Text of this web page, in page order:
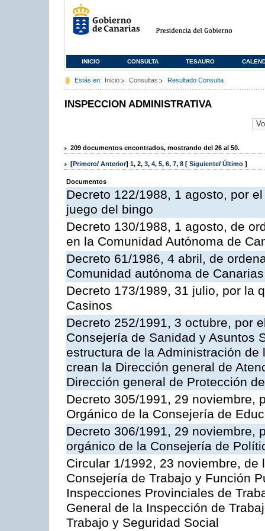
INICIO CONSULTA TESAURO
Estás en: Inicio Consultas Resultado Consulta
INSPECCION ADMINISTRATIVA
209 documentos encontrados, mostrando del 26 al 50.
[Primero/ Anterior] 1, 2, 3, 4, 5, 6, 7, 8 [ Siguiente/ Último ]
Documentos
Decreto 122/1988, 1 agosto, por
juego del bingo
Decreto 130/1988, 1 agosto, de
en la Comunidad Autónoma de
Decreto 61/1986, 4 abril, de
Comunidad autónoma de Canarias
Decreto 173/1989, 31 julio, por la
Casinos
Decreto 252/1991, 3 octubre, por
Consejería de Sanidad y Asuntos
estructura de la Administración
crean la Dirección general de
Dirección general de Protección
Decreto 305/1991, 29 noviembre,
Orgánico de la Consejería de
Decreto 306/1991, 29 noviembre,
orgánico de la Consejería de
Circular 1/1992, 23 noviembre,
Consejería de Trabajo y Función
Inspecciones Provinciales de
General de la Inspección de
Trabajo y Seguridad Social